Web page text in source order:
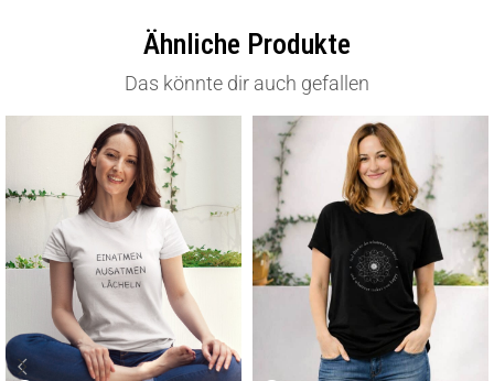
Ähnliche Produkte
Das könnte dir auch gefallen